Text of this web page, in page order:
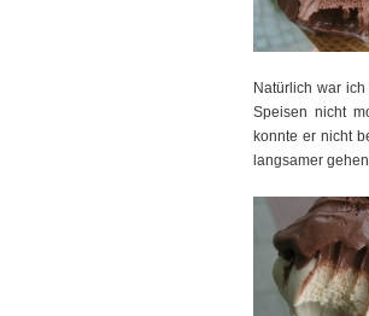
Natürlich war
Speisen nicht
konnte er nicht
langsamer